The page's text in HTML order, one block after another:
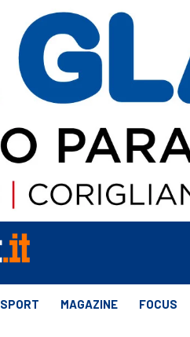
SPORT MAGAZINE FOCUS